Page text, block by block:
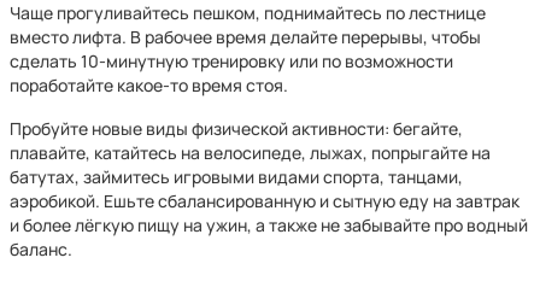
Чаще прогуливайтесь пешком, поднимайтесь по лестнице
вместо лифта. В рабочее время делайте перерывы, чтобы
сделать 10-минутную тренировку или по возможности
поработайте какое-то время стоя.
Пробуйте новые виды физической активности: бегайте,
плавайте, катайтесь на велосипеде, лыжах, попрыгайте на
батутах, займитесь игровыми видами спорта, танцами,
аэробикой. Ешьте сбалансированную и сытную еду на завтрак
и более лёгкую пищу на ужин, а также не забывайте про водный
баланс.